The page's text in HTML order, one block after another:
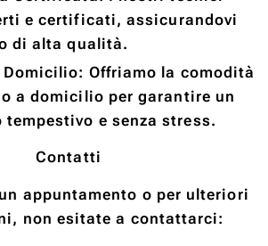
e certificati, assicurandovi
di alta qualità.
Domicilio: Offriamo la comodità
a domicilio per garantire un
tempestivo e senza stress.
Contatti
appuntamento o per ulteriori
non esitate a contattarci: